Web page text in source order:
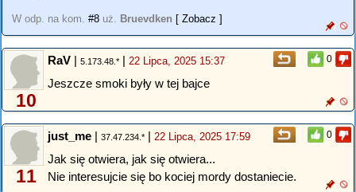
W odp. na kom. #8 uż. Bruevdken [ Zobacz ]
0
10
RaV | 5.173.48.* | 22 Lipca, 2025 15:37
Jeszcze smoki były w tej bajce
0
11
just_me | 37.47.234.* | 22 Lipca, 2025 17:59
Jak się otwiera, jak się otwiera...
Nie interesujcie się bo kociej mordy dostaniecie.